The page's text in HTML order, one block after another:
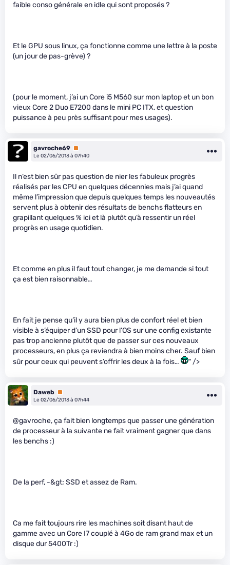
faible conso générale en idle qui sont proposés ?
Et le GPU sous linux, ça fonctionne comme une lettre à la poste
(un jour de pas-grève) ?
(pour le moment, j’ai un Core i5 M560 sur mon laptop et un bon
vieux Core 2 Duo E7200 dans le mini PC ITX, et question
puissance à peu près suffisant pour mes usages).
gavroche69 Premium
Le 02/06/2013 à 07h40
Il n’est bien sûr pas question de nier les fabuleux progrès
réalisés par les CPU en quelques décennies mais j’ai quand
même l’impression que depuis quelques temps les nouveautés
servent plus à obtenir des résultats de benchs flatteurs en
grapillant quelques % ici et là plutôt qu’à ressentir un réel
progrès en usage quotidien.
Et comme en plus il faut tout changer, je me demande si tout
ça est bien raisonnable…
En fait je pense qu’il y aura bien plus de confort réel et bien
visible à s’équiper d’un SSD pour l’OS sur une config existante
pas trop ancienne plutôt que de passer sur ces nouveaux
processeurs, en plus ça reviendra à bien moins cher. Sauf bien
sûr pour ceux qui peuvent s’offrir les deux à la fois…
" />
Daweb
Premium
Le 02/06/2013 à 07h44
@gavroche, ça fait bien longtemps que passer une génération
de processeur à la suivante ne fait vraiment gagner que dans
les benchs :)
De la perf, -&gt; SSD et assez de Ram.
Ca me fait toujours rire les machines soit disant haut de
gamme avec un Core I7 couplé à 4Go de ram grand max et un
disque dur 5400Tr :)